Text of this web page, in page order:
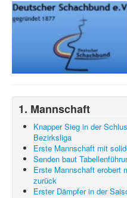
1. Mannschaft
Knapper Sieg in der
Bezirksliga
Erste Mannschaft mit
Senden baut
Erste Mannschaft erobert
zurück
Erster Dämpfer in der